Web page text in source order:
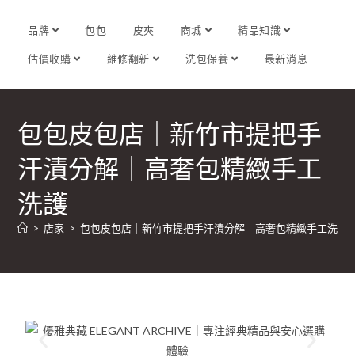
品牌 包包 皮夾 商城 精品知識
估價收購 維修翻新 洗包保養 最新消息
包包皮包店｜新竹市提把手
汗漬分解｜高奢包精緻手工
洗護
> 店家 > 包包皮包店｜新竹市提把手汗漬分解｜高奢包精緻手工洗護